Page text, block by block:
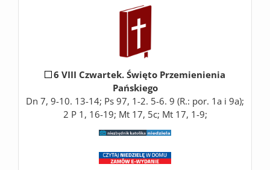
6 VIII Czwartek. Święto Przemienienia
Pańskiego
Dn 7, 9-10. 13-14; Ps 97, 1-2. 5-6. 9 (R.: por. 1a i 9a);
2 P 1, 16-19; Mt 17, 5c; Mt 17, 1-9;